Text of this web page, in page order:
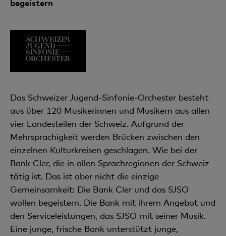
begeistern
Das Schweizer Jugend-Sinfonie-Orchester besteht
aus über 120 Musikerinnen und Musikern aus allen
vier Landesteilen der Schweiz. Aufgrund der
Mehrsprachigkeit werden Brücken zwischen den
einzelnen Kulturkreisen geschlagen. Wie bei der
Bank Cler, die in allen Sprachregionen der Schweiz
tätig ist. Das ist aber nicht die einzige
Gemeinsamkeit: Die Bank Cler und das SJSO
wollen begeistern. Die Bank mit ihrem Angebot und
den Serviceleistungen, das SJSO mit seiner Musik.
Eine junge, frische Bank unterstützt junge,